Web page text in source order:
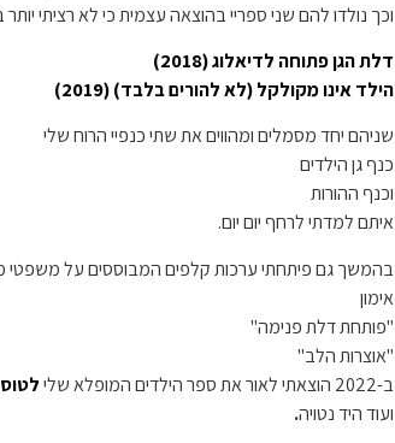
וכך נולדו להם שני ספריי בהוצאה עצמית כי לא רציתי
דלת הגן פתוחה לדיאלוג (2018)
הילד אינו מקולקל (לא להורים בלבד) (2019)
שניהם יחד מסמלים ומהווים את שתי כנפיי הרוח שלי
כנף גן הילדים
וכנף ההורות
איתם למדתי לרחף יום יום.
בהמשך גם פיתחתי ערכות קלפים המבוססים על משפטי
אימון
"פותחת דלת פנימה"
"אוצרות הלב"
ב-2022 הוצאתי לאור את ספר הילדים המופלא שלי
ועוד היד נטויה.